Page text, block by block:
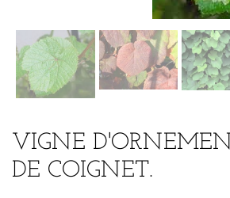
VIGNE
DE COIGNET.